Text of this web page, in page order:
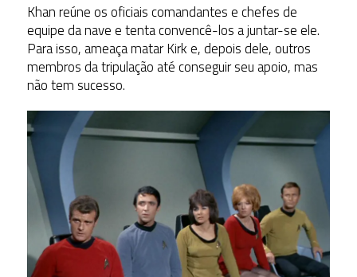
Khan reúne os oficiais comandantes e chefes de
equipe da nave e tenta convencê-los a juntar-se ele.
Para isso, ameaça matar Kirk e, depois dele, outros
membros da tripulação até conseguir seu apoio, mas
não tem sucesso.